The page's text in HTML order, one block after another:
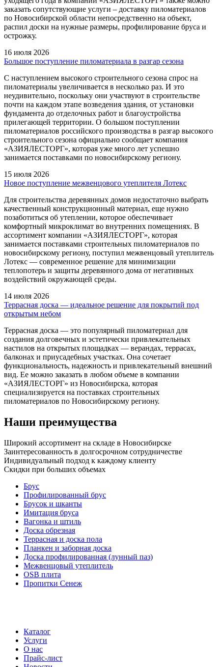
заказать сопутствующие услуги – доставку пиломатериалов
по Новосибирской области непосредственно на объект,
распил доски на нужные размеры, профилирование бруса и
острожку.
16 июля 2026
Большое поступление пиломатериала в разгар сезона
С наступлением высокого строительного сезона спрос на
пиломатериалы увеличивается в несколько раз. И это
неудивительно, поскольку они участвуют в строительстве
почти на каждом этапе возведения здания, от установки
фундамента до отделочных работ и благоустройства
прилегающей территории. О большом поступлении
пиломатериалов российского производства в разгар высокого
строительного сезона официально сообщает компания
«АЗИЯЛЕСТОРГ», которая уже много лет успешно
занимается поставками по новосибирскому региону.
15 июля 2026
Новое поступление межвенцового утеплителя Лотекс
Для строительства деревянных домов недостаточно выбрать
качественный конструкционный материал, еще нужно
позаботиться об утеплении, которое обеспечивает
комфортный микроклимат во внутренних помещениях. В
ассортимент компании «АЗИЯЛЕСТОРГ», которая
занимается поставками строительных пиломатериалов по
новосибирскому региону, поступил межвенцовый утеплитель
Лотекс — современное решение для минимизации
теплопотерь и защиты деревянного дома от негативных
воздействий окружающей среды.
14 июля 2026
Террасная доска — идеальное решение для покрытий под
открытым небом
Террасная доска — это популярный пиломатериал для
создания долговечных и эстетически привлекательных
настилов на открытых площадках — верандах, террасах,
балконах и приусадебных участках. Она сочетает
функциональность, надежность и привлекательный внешний
вид. Ее можно заказать в любом объеме в компании
«АЗИЯЛЕСТОРГ» из Новосибирска, которая
специализируется на поставках строительных
пиломатериалов по Новосибирскому региону.
Наши преимущества
Широкий ассортимент на складе в Новосибирске
Заинтересованность в долгосрочном сотрудничестве
Индивидуальный подход к каждому клиенту
Скидки при больших объемах
Брус
Профилированный брус
Брусок и шканты
Имитация бруса
Вагонка и штиль
Доска обрезная
Террасная и доска пола
Планкен и заборная доска
Доска профилированная (лунный паз)
Межвенцовый утеплитель
OSB плита
Пропитки Сенеж
Каталог
Услуги
О нас
Прайс-лист